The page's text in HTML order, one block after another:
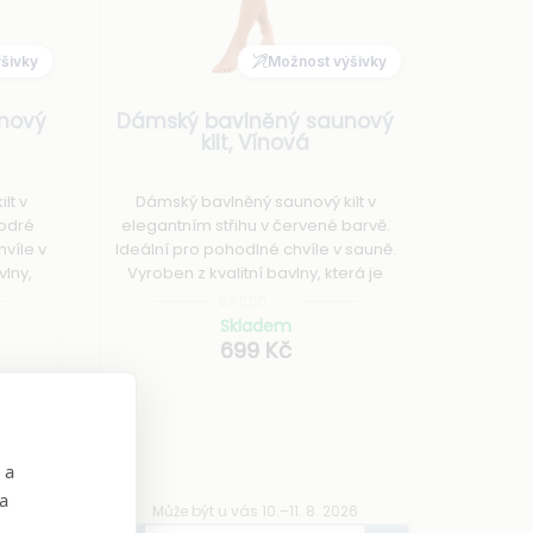
a
v
v
Možnost výšivky
Dámský bavlněný saunový
kilt, Vínová
Dámský bavlněný saunový kilt v
elegantním střihu v červené barvě.
Ideální pro pohodlné chvíle v sauně.
Vyroben z kvalitní bavlny, která je
přidání výšivky dle vašeho přání.
Skladem
699 Kč
Může být u vás 10.–11. 8. 2026